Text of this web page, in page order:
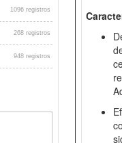
1096 registros
268 registros
948 registros